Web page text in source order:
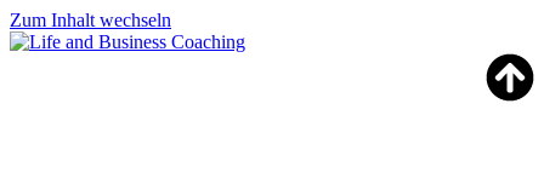
Zum Inhalt wechseln